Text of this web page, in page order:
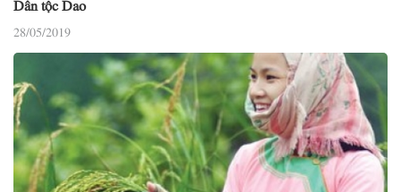
28/05/2019